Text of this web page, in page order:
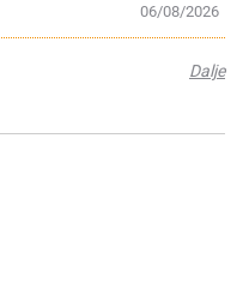
06/08/2026
Dalje